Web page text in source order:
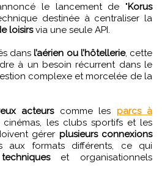
le lancement de "Korus
destinée à centraliser la
loisirsvia une seule API.
dans l’aérien ou l’hôtellerie, cette
à un besoin récurrent dans le
complexe et morcelée de la
acteurs comme les parcs à
cinémas, les clubs sportifs et les
gérer plusieurs connexions
aux formats différents, ce qui
et organisationnels